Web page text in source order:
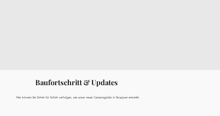
Baufortschritt & Updates
Hier können Sie Schritt für Schritt verfolgen, wie unser neuer Campingplatz in Struppen entsteht.